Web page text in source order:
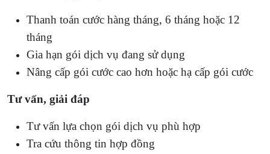
Thanh toán cước hàng tháng, 6 tháng hoặc 12
tháng
Gia hạn gói dịch vụ đang sử dụng
Nâng cấp gói cước cao hơn hoặc hạ cấp gói cước
Tư vấn, giải đáp
Tư vấn lựa chọn gói dịch vụ phù hợp
Tra cứu thông tin hợp đồng